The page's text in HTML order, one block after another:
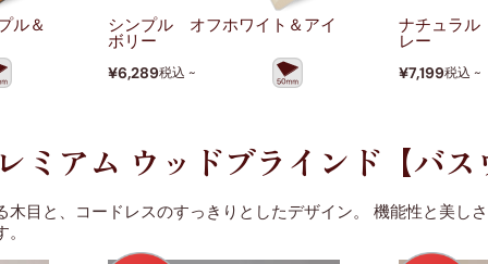
ル＆ シンプル オフホワイト＆アイ
ボリー
¥6,289税込 ~
ナチュラ
レー
¥7,199税込 ~
ミアム ウッドブラインド【バス
木目と、コードレスのすっきりとしたデザイン。 機能性と美し